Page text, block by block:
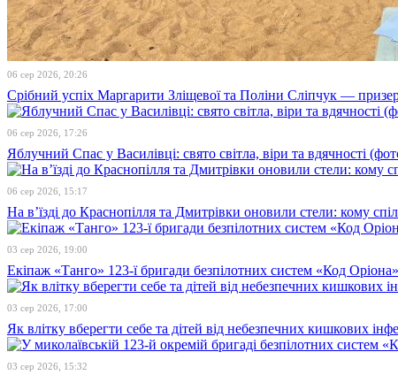
06 сер 2026, 20:26
Срібний успіх Маргарити Зліщевої та Поліни Сліпчук —
06 сер 2026, 17:26
Яблучний Спас у Василівці: свято світла, віри та вдячності
06 сер 2026, 15:17
На в’їзді до Краснопілля та Дмитрівки оновили стели: кому
03 сер 2026, 19:00
Екіпаж «Танго» 123-ї бригади безпілотних систем «Код
03 сер 2026, 17:00
Як влітку вберегти себе та дітей від небезпечних кишкових
03 сер 2026, 15:32